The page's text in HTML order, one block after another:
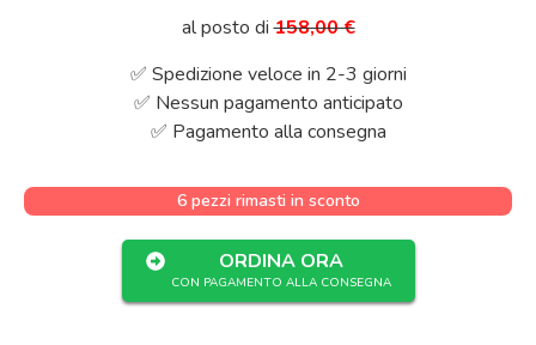
al posto di158,00 €
✅ Spedizione veloce in 2-3 giorni
✅ Nessun pagamento anticipato
✅ Pagamento alla consegna
6 pezzi rimasti in sconto
ORDINA ORA
CON PAGAMENTO ALLA CONSEGNA